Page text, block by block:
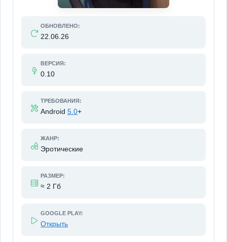
ОБНОВЛЕНО:
22.06.26
ВЕРСИЯ:
0.10
ТРЕБОВАНИЯ:
Android 5.0+
ЖАНР:
Эротические
РАЗМЕР:
≈ 2 Гб
GOOGLE PLAY:
Открыть